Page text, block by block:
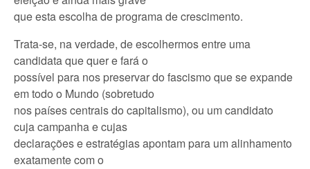
que esta escolha de programa de crescimento.
Trata-se, na verdade, de escolhermos entre uma
candidata que quer e fará o
possível para nos preservar do fascismo que se expande
em todo o Mundo (sobretudo
nos países centrais do capitalismo), ou um candidato
cuja campanha e cujas
declarações e estratégias apontam para um alinhamento
exatamente com o